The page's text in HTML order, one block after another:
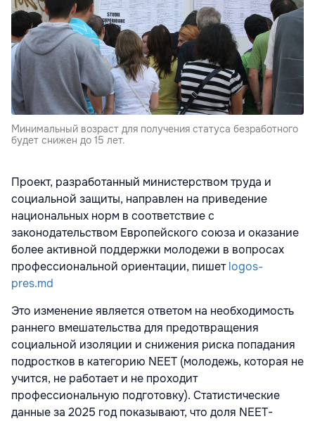
Минимальный возраст для получения статуса безработного
будет снижен до 15 лет.
Проект, разработанный министерством труда и
социальной защиты, направлен на приведение
национальных норм в соответствие с
законодательством Европейского союза и оказание
более активной поддержки молодежи в вопросах
профессиональной ориентации, пишетlogos-
pres.md
Это изменение является ответом на необходимость
раннего вмешательства для предотвращения
социальной изоляции и снижения риска попадания
подростков в категорию NEET (молодежь, которая не
учится, не работает и не проходит
профессиональную подготовку). Статистические
данные за 2025 год показывают, что доля NEET-